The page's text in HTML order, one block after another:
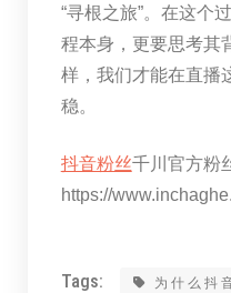
“寻根之旅”。在这个
程本身，更要思考其
样，我们才能在直播
稳。
抖音粉丝千川官方粉
https://
Tags: 为什么抖